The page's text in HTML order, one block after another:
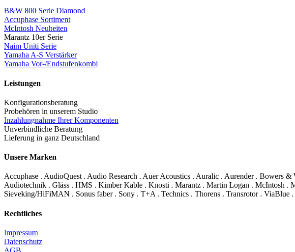
B&W 800 Serie Diamond
Accuphase Sortiment
McIntosh Neuheiten
Marantz 10er Serie
Naim Uniti Serie
Yamaha A-S Verstärker
Yamaha Vor-/Endstufenkombi
Leistungen
Konfigurationsberatung
Probehören in unserem Studio
Inzahlungnahme Ihrer Komponenten
Unverbindliche Beratung
Lieferung in ganz Deutschland
Unsere Marken
Accuphase . AudioQuest . Audio Research . Auer Acoustics . Auralic . Aurender . Bowers
Audiotechnik . Gläss . HMS . Kimber Kable . Knosti . Marantz . Martin Logan . McIntosh .
Sieveking/HiFiMAN . Sonus faber . Sony . T+A . Technics . Thorens . Transrotor . ViaBlue
Rechtliches
Impressum
Datenschutz
AGB